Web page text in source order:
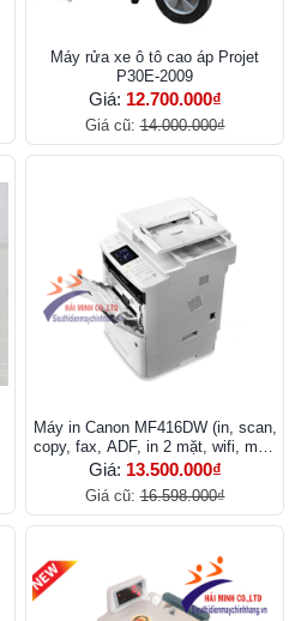
Máy rửa xe ô tô cao áp Projet
P30E-2009
Giá: 12.700.000₫
Giá cũ:14.000.000₫
Máy in Canon MF416DW (in, scan,
copy, fax, ADF, in 2 mặt, wifi, mực
319)
Giá: 13.500.000₫
Giá cũ:16.598.000₫